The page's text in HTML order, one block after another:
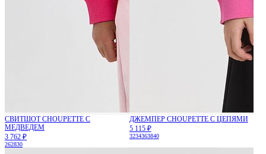
СВИТШОТ CHOUPETTE С
МЕДВЕДЕМ
3 762 ₽
262830
ДЖЕМПЕР CHOUPETTE С ЦЕПЯМИ
5 115 ₽
3234363840